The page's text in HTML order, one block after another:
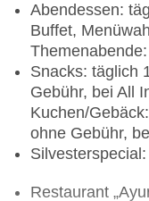
Abendessen:
Buffet,
Snacks: täglich
Gebühr, bei All
Kuchen/
ohne Gebühr,
Restaurant